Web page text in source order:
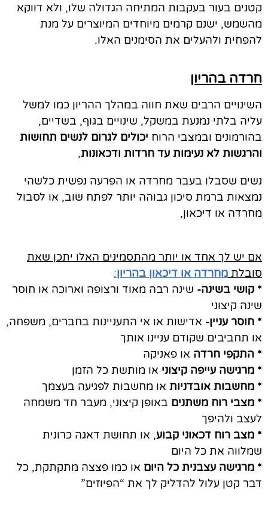
קטנים בעור בעקבות המתיחה הגדולה שלו, ולא דווקא
מהשמש, ישנם קרמים מיוחדים המיוצרים על מנת
להפחית ולהעלים את הסימנים האלו.
חרדה בהריון
השינויים הרבים שאת חווה במהלך ההריון כמו למשל
עליה בלתי נמנעת במשקל, שינויים בגוף, בשדיים,
בהורמונים ובמצבי הרוח יכולים לגרום לנשים תחושות
והרגשות לא נעימות עד חרדות ודכאונות,
נשים שסבלו בעבר מחרדה או הפרעה נפשית כלשהי
נמצאות ברמת סיכון גבוהה יותר לפתח שוב, או לסבול
מחרדה או דיכאון,
אם יש לך אחד או יותר מהתסמינים האלו יתכן שאת
סובלת מחרדה או דיכאון בהריון:
* קושי בשינה- שינה רבה מאוד ורצופה וארוכה או חוסר
שינה קיצוני
* חוסר עניין- אדישות או אי התעניינות בחברים, משפחה,
או תחביבים שקודם עניינו אותך
* התקפי חרדה או פאניקה
* מרגישה עייפה קיצוני או מותשת כל הזמן
* מחשבות אובדניות או מחשבות לפגיעה בעצמך
* מצבי רוח משתנים באופן קיצוני, מעבר חד משמחה
לעצב ולהיפך
* מצב רוח דכאוני קבוע, או תחושת דאגה כרונית
שמלווה את כל היום
* מרגישה עצבנית כל היום או כמו פצצה מתקתקת, כל
דבר קטן עלול להדליק לך את “הפיוזים”